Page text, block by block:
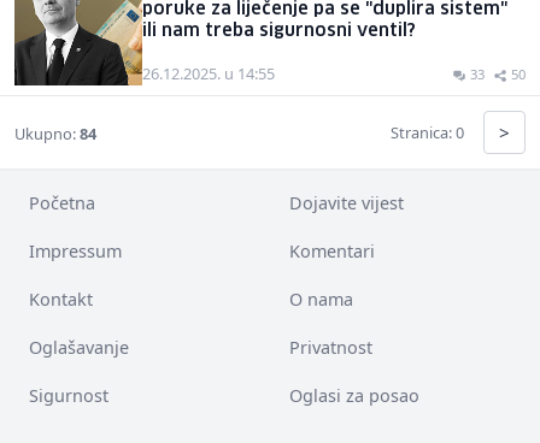
poruke za liječenje pa se "duplira sistem"
ili nam treba sigurnosni ventil?
26.12.2025. u 14:55 33 50
Ukupno:84 Stranica: 0 >
Početna Dojavite vijest
Impressum Komentari
Kontakt O nama
Oglašavanje Privatnost
Sigurnost Oglasi za posao